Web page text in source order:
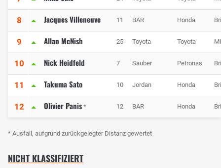
8 Jacques Villeneuve 11 BAR Honda
9 Allan McNish 25 Toyota Toyota
10 Nick Heidfeld 7 Sauber Petronas
11 Takuma Sato 10 Jordan Honda
12 Olivier Panis * 12 BAR Honda
* Ausfall, aufgrund zurückgelegter Distanz gewertet
NICHT KLASSIFIZIERT